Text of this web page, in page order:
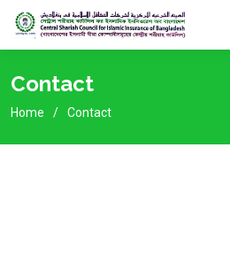
Contact
Home Contact